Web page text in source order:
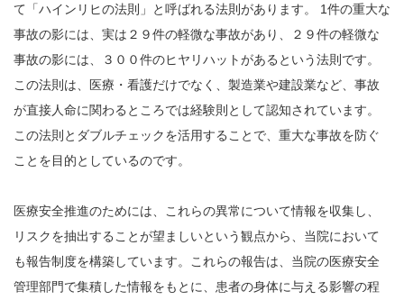
て「ハインリヒの法則」と呼ばれる法則があります。 1件の重大な
事故の影には、実は２９件の軽微な事故があり、２９件の軽微な
事故の影には、３００件のヒヤリハットがあるという法則です。
この法則は、医療・看護だけでなく、製造業や建設業など、事故
が直接人命に関わるところでは経験則として認知されています。
この法則とダブルチェックを活用することで、重大な事故を防ぐ
ことを目的としているのです。
医療安全推進のためには、これらの異常について情報を収集し、
リスクを抽出することが望ましいという観点から、当院において
も報告制度を構築しています。これらの報告は、当院の医療安全
管理部門で集積した情報をもとに、患者の身体に与える影響の程